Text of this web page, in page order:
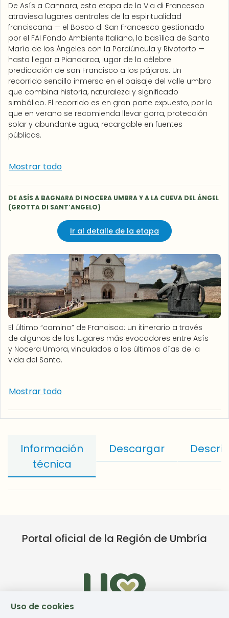
De Asís a Cannara, esta etapa de la Via di Francesco
atraviesa lugares centrales de la espiritualidad
franciscana — el Bosco di San Francesco gestionado
por el FAI Fondo Ambiente Italiano, la basílica de Santa
María de los Ángeles con la Porciúncula y Rivotorto —
hasta llegar a Piandarca, lugar de la célebre
predicación de san Francisco a los pájaros. Un
recorrido sencillo inmerso en el paisaje del valle umbro
que combina historia, naturaleza y significado
simbólico. El recorrido es en gran parte expuesto, por lo
que en verano se recomienda llevar gorra, protección
solar y abundante agua, recargable en fuentes
públicas.
Mostrar todo
DE ASÍS A BAGNARA DI NOCERA UMBRA Y A LA CUEVA DEL ÁNGEL
(GROTTA DI SANT’ANGELO)
Ir al detalle de la etapa
El último “camino” de Francisco: un itinerario a través
de algunos de los lugares más evocadores entre Asís
y Nocera Umbra, vinculados a los últimos días de la
vida del Santo.
Mostrar todo
Información
técnica
Descargar
Portal oficial de la Región de Umbría
Uso de cookies